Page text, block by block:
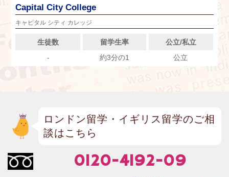
Capital City College
キャピタル シティ カレッジ
生徒数 留学生率
公立/私立
-
約3分の1 公立
ロンドン留学・イギリス留学のご相
談はこちら
0120-4192-09